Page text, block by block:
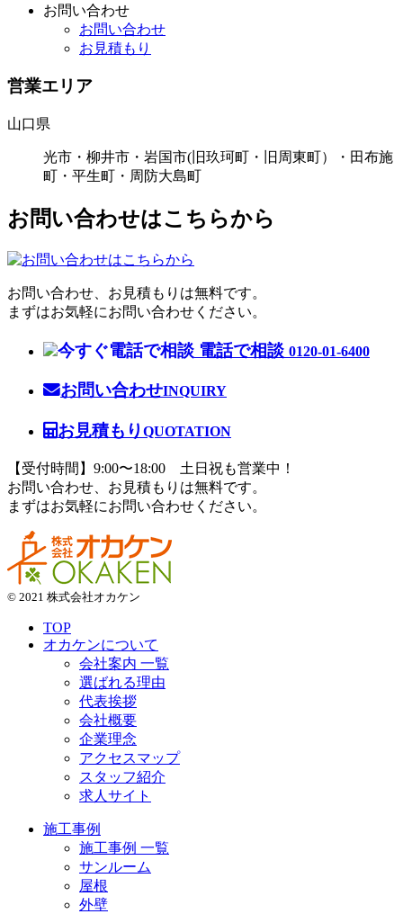
お問い合わせ
お問い合わせ
お見積もり
営業エリア
山口県
光市・柳井市・岩国市(旧玖珂町・旧周東町）・田布施
町・平生町・周防大島町
お問い合わせはこちらから
お問い合わせ、お見積もりは無料です。
まずはお気軽にお問い合わせください。
電話で相談 0120-01-6400
お問い合わせINQUIRY
お見積もり QUOTATION
【受付時間】9:00〜18:00 土日祝も営業中！
お問い合わせ、お見積もりは無料です。
まずはお気軽にお問い合わせください。
© 2021 株式会社オカケン
TOP
オカケンについて
会社案内 一覧
選ばれる理由
代表挨拶
会社概要
企業理念
アクセスマップ
スタッフ紹介
求人サイト
施工事例
施工事例 一覧
サンルーム
屋根
外壁